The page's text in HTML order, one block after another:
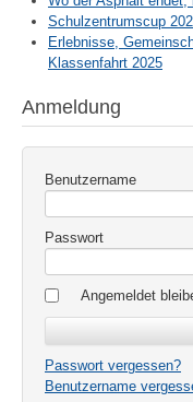
Schulzentrumscup
Erlebnisse,
Klassenfahrt 2025
Anmeldung
Benutzername
Passwort
Angemeldet
Passwort vergessen?
Benutzername